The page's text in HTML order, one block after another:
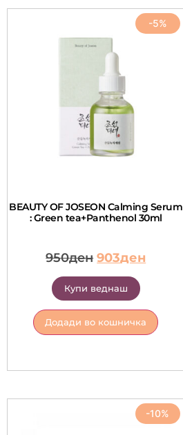
-5%
BEAUTY OF JOSEON Calming Serum
: Green tea+Panthenol 30ml
950ден 903ден
Купи веднаш
Додади во кошничка
-10%